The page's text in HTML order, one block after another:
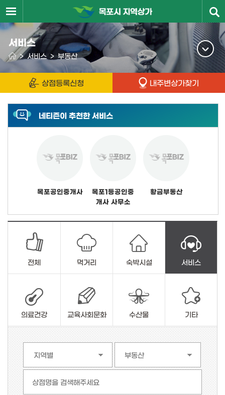
서비스
> 서비스 > 부동산
상점등록신청 내주변상가찾기
네티즌이 추천한 서비스
목포공인중개사
목포1등공인중
개사 사무소
황금부동산
전체 먹거리 숙박시설 서비스
의료건강 교육사회문화 수산물 기타
상점명을 검색해주세요